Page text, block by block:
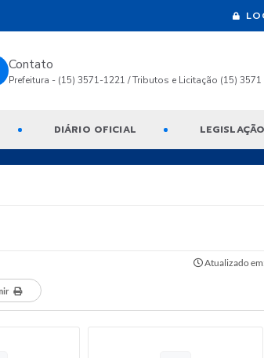
Contato
Prefeitura - (15) 3571-1221 / Tributos e Licitação (15)
DIÁRIO OFICIAL LEGISLAÇÃO
Atualizado